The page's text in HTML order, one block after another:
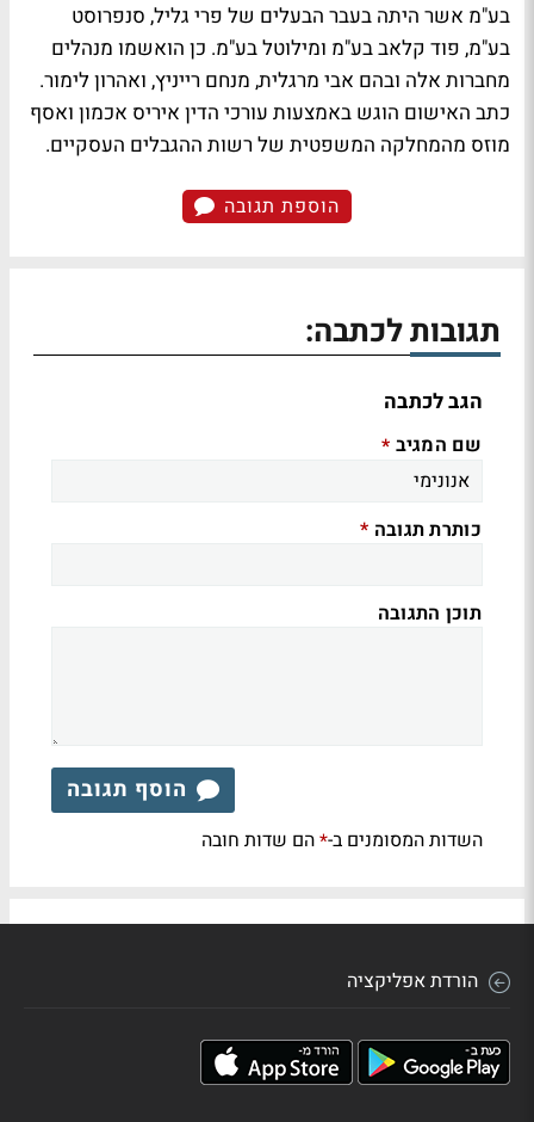
בע"מ אשר היתה בעבר הבעלים של פרי גליל, סנפרוסט
בע"מ, פוד קלאב בע"מ ומילוטל בע"מ. כן הואשמו מנהלים
מחברות אלה ובהם אבי מרגלית, מנחם רייניץ, ואהרון לימור.
כתב האישום הוגש באמצעות עורכי הדין איריס אכמון ואסף
מוזס מהמחלקה המשפטית של רשות ההגבלים העסקיים.
הוספת תגובה
תגובות לכתבה:
הגב לכתבה
שם המגיב *
כותרת תגובה *
תוכן התגובה
הוסף תגובה
השדות המסומנים ב-*הם שדות חובה
הורדת אפליקציה